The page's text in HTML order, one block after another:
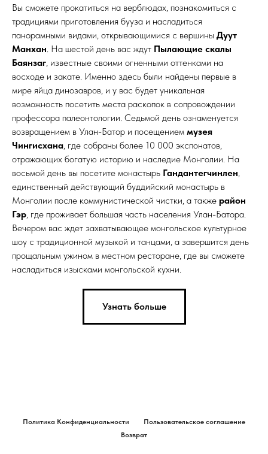
Вы сможете прокатиться на верблюдах, познакомиться с
традициями приготовления бууза и насладиться
панорамными видами, открывающимися с вершины Дуут
Манхан. На шестой день вас ждут Пылающие скалы
Баянзаг, известные своими огненными оттенками на
восходе и закате. Именно здесь были найдены первые в
мире яйца динозавров, и у вас будет уникальная
возможность посетить места раскопок в сопровождении
профессора палеонтологии. Седьмой день ознаменуется
возвращением в Улан-Батор и посещением музея
Чингисхана, где собраны более 10 000 экспонатов,
отражающих богатую историю и наследие Монголии. На
восьмой день вы посетите монастырь Гандантегчинлен,
единственный действующий буддийский монастырь в
Монголии после коммунистической чистки, а также район
Гэр, где проживает большая часть населения Улан-Батора.
Вечером вас ждет захватывающее монгольское культурное
шоу с традиционной музыкой и танцами, а завершится день
прощальным ужином в местном ресторане, где вы сможете
насладиться изысками монгольской кухни.
Узнать больше
Политика Конфиденциальности
Пользовательское соглашение
Возврат